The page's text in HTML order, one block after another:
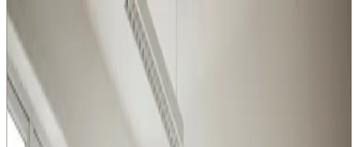
Industriventilation i Søndersø — alle
brancher
Alle erhvervstyper i Søndersø kan få den rette
ventilation hos os — vi rådgiver om central kontra
decentral og om proces- kontra komfortventilation.
Procesventilation